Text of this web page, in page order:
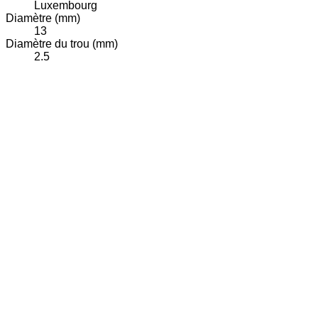
Luxembourg
Diamètre (mm)
13
Diamètre du trou (mm)
2.5